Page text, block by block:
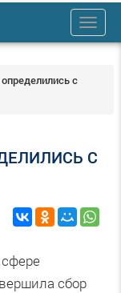
trk
с
С
сбор